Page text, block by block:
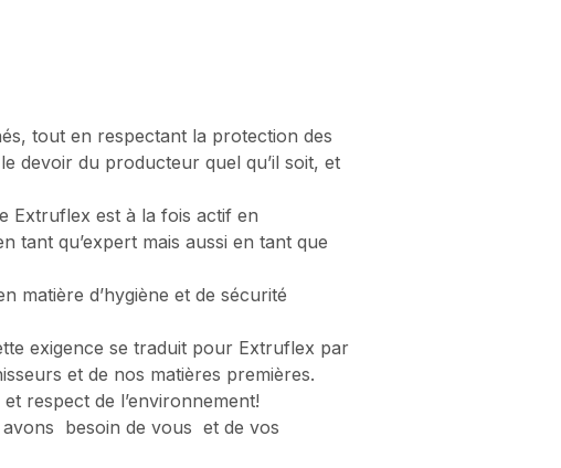
tout en respectant la protection des
devoir du producteur quel qu’il soit, et
Extruflex est à la fois actif en
tant qu’expert mais aussi en tant que
matière d’hygiène et de sécurité
exigence se traduit pour Extruflex par
et de nos matières premières.
respect de l’environnement!
besoin de vous et de vos